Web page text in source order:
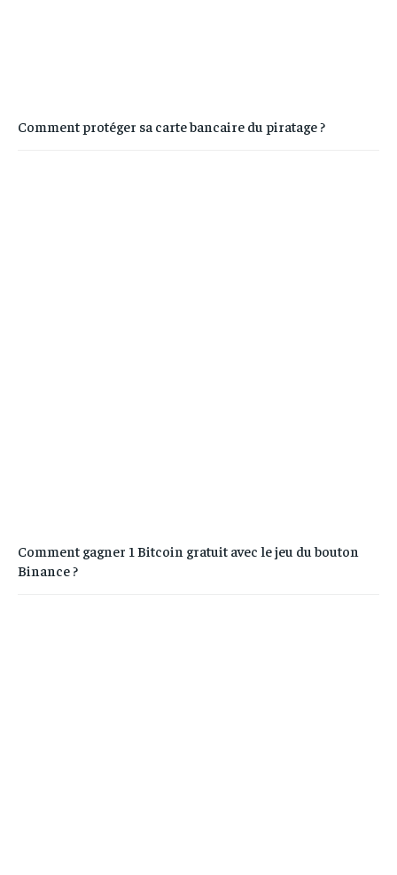
Comment protéger sa carte bancaire du piratage ?
Comment gagner 1 Bitcoin gratuit avec le jeu du bouton
Binance ?